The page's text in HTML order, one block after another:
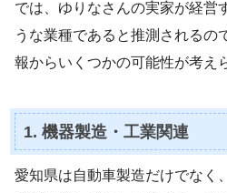
では、ゆりなさんの実家が経営
うな業種であると推測されるの
報からいくつかの可能性が考え
1. 機器製造・工業関連
愛知県は自動車製造だけでなく